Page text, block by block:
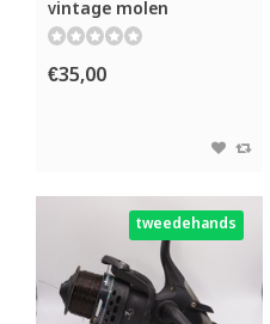
vintage molen
€35,00
tweedehands